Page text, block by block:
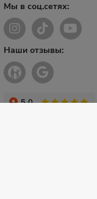
Мы в соц.сетях:
Наши отзывы: